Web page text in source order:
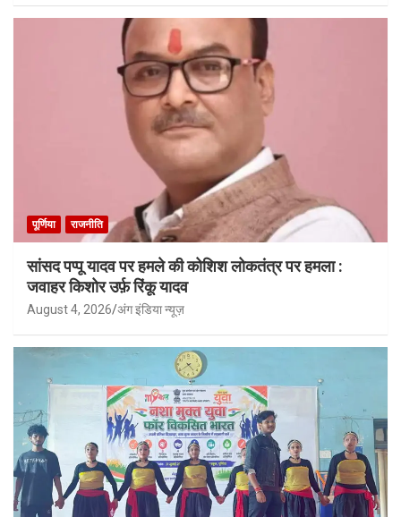
पूर्णिया राजनीति
सांसद पप्पू यादव पर हमले की कोशिश लोकतंत्र पर हमला :
जवाहर किशोर उर्फ़ रिंकू यादव
August 4, 2026 अंग इंडिया न्यूज़